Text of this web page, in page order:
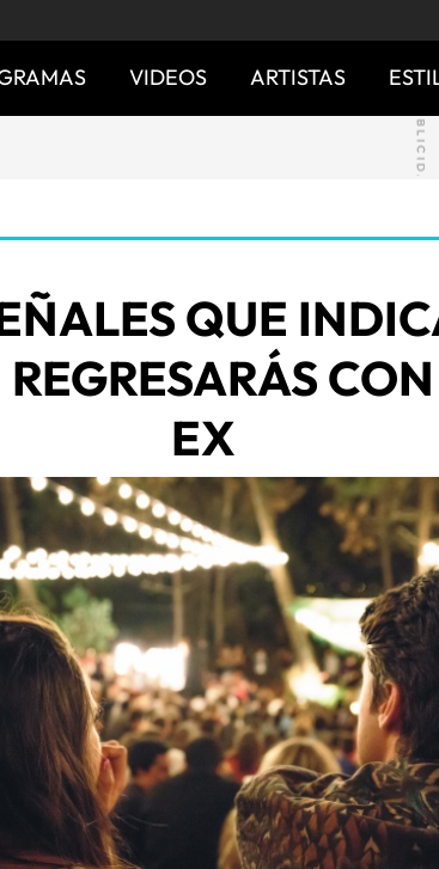
VIDEOS ARTISTAS
QUE
EX